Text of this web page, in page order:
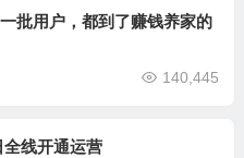
批用户，都到了赚钱养家的
140,445
线开通运营